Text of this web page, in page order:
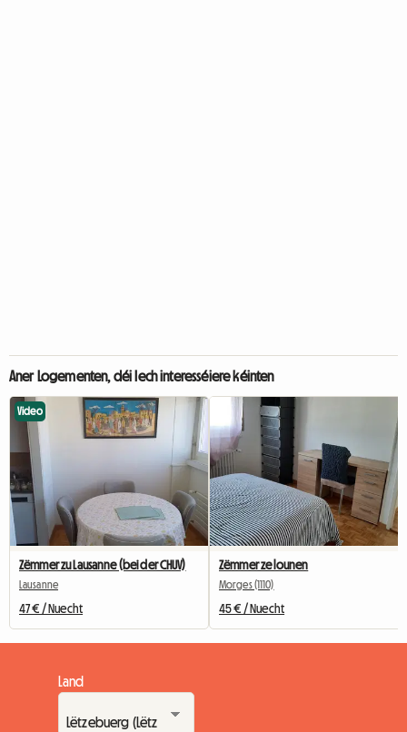
Aner Logementen, déi Iech interesséiere kéinten
Video
Zëmmer zu Lausanne (bei der CHUV)
Lausanne
47 € / Nuecht
Zëmmer ze lounen
Morges (1110)
45 € / Nuecht
Land